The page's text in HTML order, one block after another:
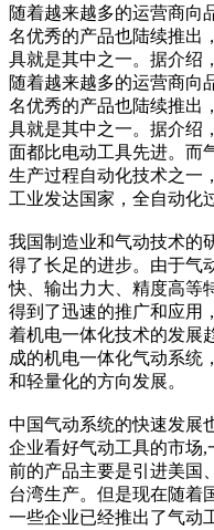
随着越来越多的运营商向
名优秀的产品也陆续推出
具就是其中之一。据介绍
随着越来越多的运营商向
名优秀的产品也陆续推出
具就是其中之一。据介绍
面都比电动工具先进。而
生产过程自动化技术之一
工业发达国家，全自动化
我国制造业和气动技术的
得了长足的进步。由于气
快、输出力大、精度高等
得到了迅速的推广和应用
着机电一体化技术的发展
成的机电一体化气动系统
和轻量化的方向发展。
中国气动系统的快速发展
企业看好气动工具的市场
前的产品主要是引进美国
台湾生产。但是现在随着
一些企业已经推出了气动